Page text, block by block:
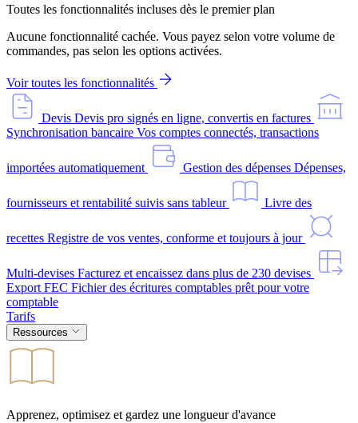
Toutes les fonctionnalités incluses dès le premier plan
Aucune fonctionnalité cachée. Vous payez selon votre volume de
commandes, pas selon les options activées.
Voir toutes les fonctionnalités
Devis Devis pro signés en ligne, convertis en factures
Synchronisation bancaire Vos comptes connectés, transactions
importées automatiquement Gestion des dépenses Dépenses,
fournisseurs et rentabilité suivis sans tableur Livre des
recettes Registre de vos ventes, conforme et toujours à jour
Multi-devises Facturez et encaissez dans plus de 230 devises
Export FEC Fichier des écritures comptables prêt pour votre
comptable
Tarifs
Ressources
Apprenez, optimisez et gardez une longueur d'avance